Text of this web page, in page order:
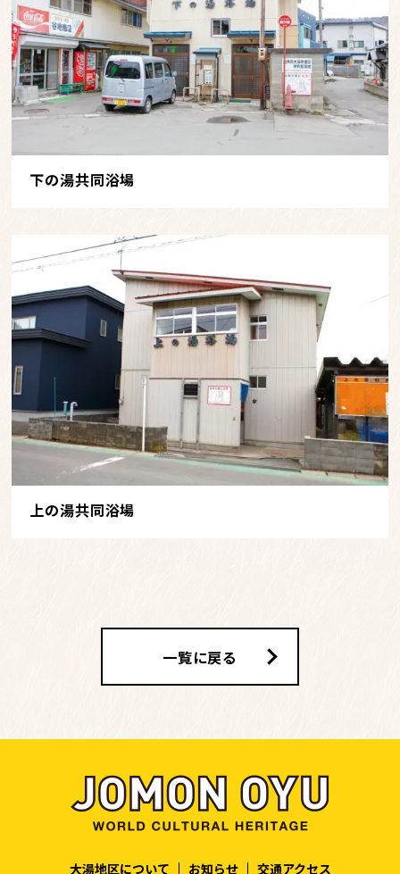
下の湯共同浴場
上の湯共同浴場
一覧に戻る
大湯地区について お知らせ 交通アクセス